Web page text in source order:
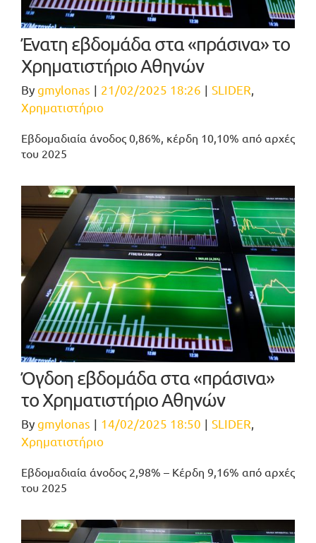
Ένατη εβδομάδα στα «πράσινα» το
Χρηματιστήριο Αθηνών
Bygmylonas | 21/02/2025 18:26 | SLIDER,
Χρηματιστήριο
Εβδομαδιαία άνοδος 0,86%, κέρδη 10,10% από αρχές
του 2025
Όγδοη εβδομάδα στα «πράσινα»
το Χρηματιστήριο Αθηνών
Bygmylonas | 14/02/2025 18:50 | SLIDER,
Χρηματιστήριο
Εβδομαδιαία άνοδος 2,98% – Κέρδη 9,16% από αρχές
του 2025